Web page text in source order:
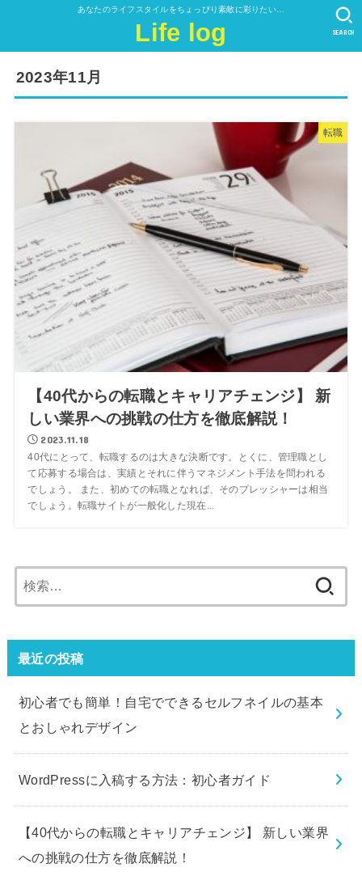
あなたのライフスタイルをちょっぴり素敵に彩りたい…
Life log SEARCH
2023年11月
転職
【40代からの転職とキャリアチェンジ】 新
しい業界への挑戦の仕方を徹底解説！
2023.11.18
40代にとって、転職するのは大きな決断です。とくに、管理職とし
て応募する場合は、実績とそれに伴うマネジメント手法を問われる
でしょう。 また、初めての転職となれば、そのプレッシャーは相当
でしょう。転職サイトが一般化した現在...
最近の投稿
初心者でも簡単！自宅でできるセルフネイルの基本
とおしゃれデザイン
WordPressに入稿する方法：初心者ガイド
【40代からの転職とキャリアチェンジ】 新しい業界
への挑戦の仕方を徹底解説！